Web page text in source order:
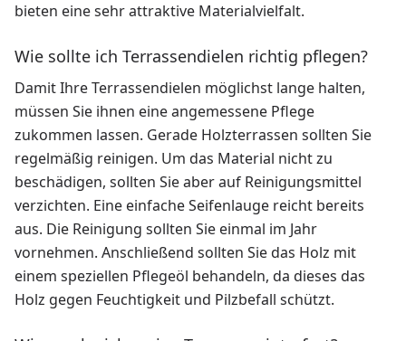
bieten eine sehr attraktive Materialvielfalt.
Wie sollte ich Terrassendielen richtig pflegen?
Damit Ihre Terrassendielen möglichst lange halten,
müssen Sie ihnen eine angemessene Pflege
zukommen lassen. Gerade Holzterrassen sollten Sie
regelmäßig reinigen. Um das Material nicht zu
beschädigen, sollten Sie aber auf Reinigungsmittel
verzichten. Eine einfache Seifenlauge reicht bereits
aus. Die Reinigung sollten Sie einmal im Jahr
vornehmen. Anschließend sollten Sie das Holz mit
einem speziellen Pflegeöl behandeln, da dieses das
Holz gegen Feuchtigkeit und Pilzbefall schützt.